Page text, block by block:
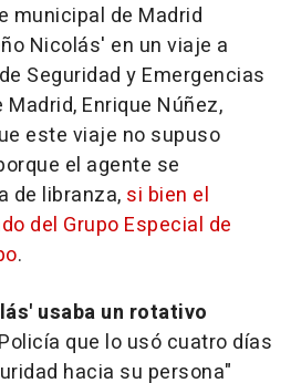
municipal de Madrid
Nicolás' en un viaje a
Seguridad y Emergencias
Enrique Núñez,
este viaje no supuso
el agente se
de libranza, si bien el
del Grupo Especial de
.
usaba un rotativo
que lo usó cuatro días
hacia su persona"